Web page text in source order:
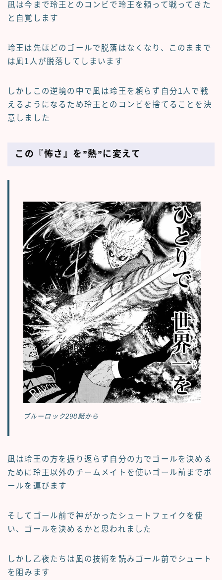
凪は今まで玲王とのコンビで玲王を頼って戦ってきた
と自覚します
玲王は先ほどのゴールで脱落はなくなり、このままで
は凪1人が脱落してしまいます
しかしこの逆境の中で凪は玲王を頼らず自分1人で戦
えるようになるため玲王とのコンビを捨てることを決
意しました
この『怖さ』を”熱”に変えて
ブルーロック298話から
凪は玲王の方を振り返らず自分の力でゴールを決める
ために玲王以外のチームメイトを使いゴール前までボ
ールを運びます
そしてゴール前で神がかったシュートフェイクを使
い、ゴールを決めるかと思われました
しかし乙夜たちは凪の技術を読みゴール前でシュート
を阻みます